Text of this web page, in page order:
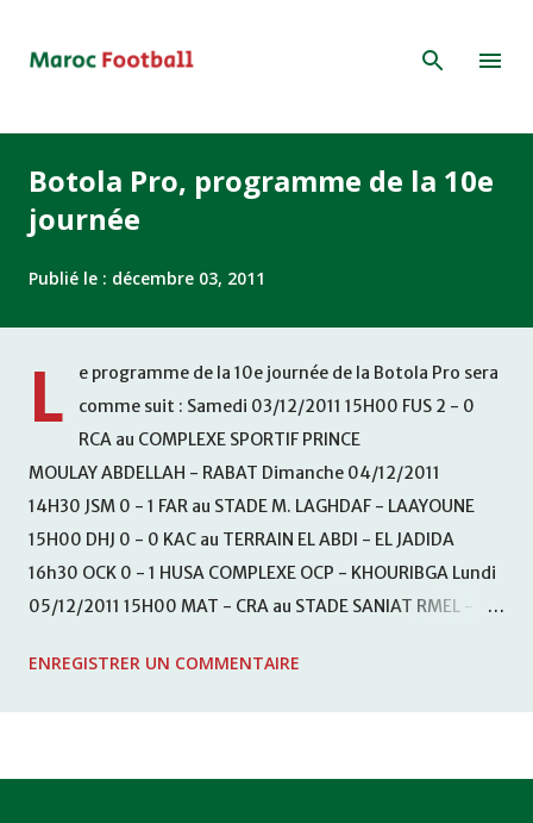
Botola Pro, programme de la 10e
journée
Publié le : décembre 03, 2011
L
e programme de la 10e journée de la Botola Pro sera
comme suit : Samedi 03/12/2011 15H00 FUS 2 - 0
RCA au COMPLEXE SPORTIF PRINCE
MOULAY ABDELLAH - RABAT Dimanche 04/12/2011
14H30 JSM 0 - 1 FAR au STADE M. LAGHDAF - LAAYOUNE
15H00 DHJ 0 - 0 KAC au TERRAIN EL ABDI - EL JADIDA
16h30 OCK 0 - 1 HUSA COMPLEXE OCP - KHOURIBGA Lundi
05/12/2011 15H00 MAT - CRA au STADE SANIAT RMEL -
KHEMISET Mardi 06/12/2011 15H00 WAF - OCS au
ENREGISTRER UN COMMENTAIRE